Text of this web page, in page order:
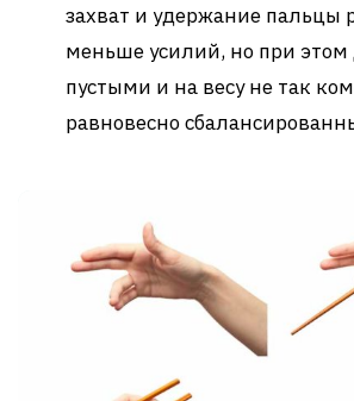
захват и удержание пальцы
меньше усилий, но при этом
пустыми и на весу не так
равновесно